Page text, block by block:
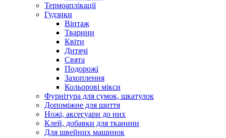
Термоаплікації
Гудзики
Вінтаж
Тварини
Квіти
Дитячі
Свята
Подорожі
Захоплення
Кольорові мікси
Фурнітура для сумок, шкатулок
Допоміжне для шиття
Ножі, аксесуари до них
Клей, добавки для тканини
Для швейних машинок